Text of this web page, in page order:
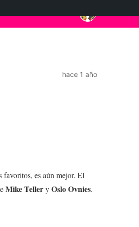
hace 1 año
favoritos, es aún mejor. El
Mike TelleryOslo Ovnies.